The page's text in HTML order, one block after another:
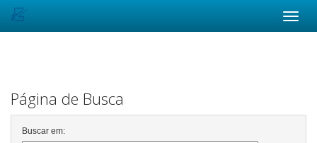
Página de Busca
Buscar em: